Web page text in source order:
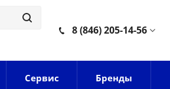
8 (846) 205-14-56
Сервис Бренды